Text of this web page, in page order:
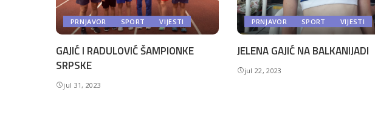
PRNJAVOR SPORT VIJESTI
GAJIĆ I RADULOVIĆ ŠAMPIONKE
SRPSKE
jul 31, 2023
PRNJAVOR SPORT VIJESTI
JELENA GAJIĆ NA BALKANIJADI
jul 22, 2023